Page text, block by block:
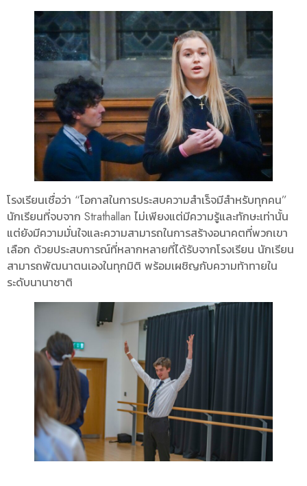
โรงเรียนเชื่อว่า “โอกาสในการประสบความสำเร็จมีสำหรับทุกคน”
นักเรียนที่จบจาก Strathallan ไม่เพียงแต่มีความรู้และทักษะเท่านั้น
แต่ยังมีความมั่นใจและความสามารถในการสร้างอนาคตที่พวกเขา
เลือก ด้วยประสบการณ์ที่หลากหลายที่ได้รับจากโรงเรียน นักเรียน
สามารถพัฒนาตนเองในทุกมิติ พร้อมเผชิญกับความท้าทายใน
ระดับนานาชาติ